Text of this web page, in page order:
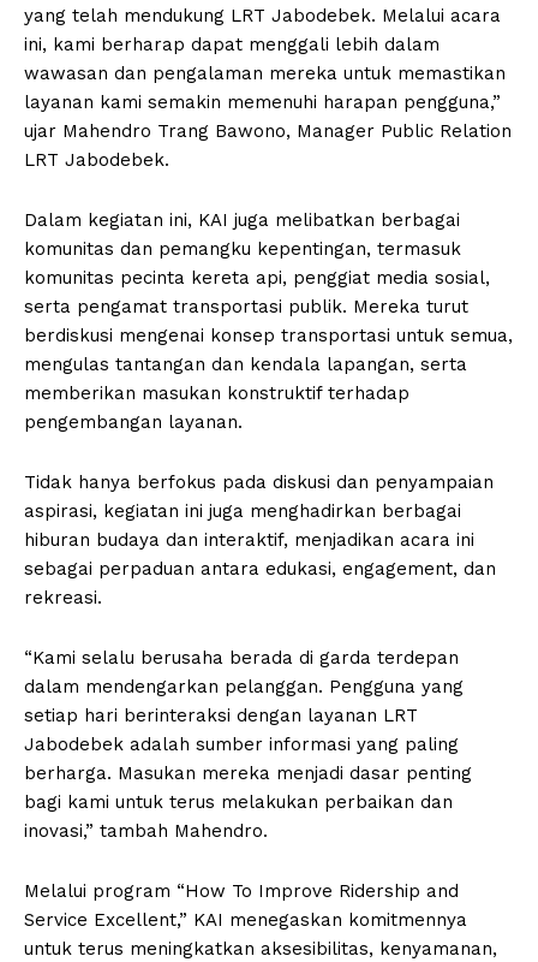
yang telah mendukung LRT Jabodebek. Melalui acara
ini, kami berharap dapat menggali lebih dalam
wawasan dan pengalaman mereka untuk memastikan
layanan kami semakin memenuhi harapan pengguna,”
ujar Mahendro Trang Bawono, Manager Public Relation
LRT Jabodebek.
Dalam kegiatan ini, KAI juga melibatkan berbagai
komunitas dan pemangku kepentingan, termasuk
komunitas pecinta kereta api, penggiat media sosial,
serta pengamat transportasi publik. Mereka turut
berdiskusi mengenai konsep transportasi untuk semua,
mengulas tantangan dan kendala lapangan, serta
memberikan masukan konstruktif terhadap
pengembangan layanan.
Tidak hanya berfokus pada diskusi dan penyampaian
aspirasi, kegiatan ini juga menghadirkan berbagai
hiburan budaya dan interaktif, menjadikan acara ini
sebagai perpaduan antara edukasi, engagement, dan
rekreasi.
“Kami selalu berusaha berada di garda terdepan
dalam mendengarkan pelanggan. Pengguna yang
setiap hari berinteraksi dengan layanan LRT
Jabodebek adalah sumber informasi yang paling
berharga. Masukan mereka menjadi dasar penting
bagi kami untuk terus melakukan perbaikan dan
inovasi,” tambah Mahendro.
Melalui program “How To Improve Ridership and
Service Excellent,” KAI menegaskan komitmennya
untuk terus meningkatkan aksesibilitas, kenyamanan,